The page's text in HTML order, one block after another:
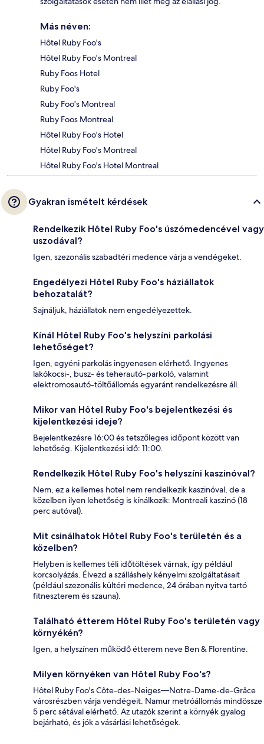
Más néven:
Hôtel Ruby Foo's
Hôtel Ruby Foo's Montreal
Ruby Foos Hotel
Ruby Foo's
Ruby Foo's Montreal
Ruby Foos Montreal
Hôtel Ruby Foo's Hotel
Hôtel Ruby Foo's Montreal
Hôtel Ruby Foo's Hotel Montreal
Gyakran ismételt kérdések
Rendelkezik Hôtel Ruby Foo's úszómedencével vagy
uszodával?
Igen, szezonális szabadtéri medence várja a vendégeket.
Engedélyezi Hôtel Ruby Foo's háziállatok
behozatalát?
Sajnáljuk, háziállatok nem engedélyezettek.
Kínál Hôtel Ruby Foo's helyszíni parkolási
lehetőséget?
Igen, egyéni parkolás ingyenesen elérhető. Ingyenes
lakókocsi-, busz- és teherautó-parkoló, valamint
elektromosautó-töltőállomás egyaránt rendelkezésre áll.
Mikor van Hôtel Ruby Foo's bejelentkezési és
kijelentkezési ideje?
Bejelentkezésre 16:00 és tetszőleges időpont között van
lehetőség. Kijelentkezési idő: 11:00.
Rendelkezik Hôtel Ruby Foo's helyszíni kaszinóval?
Nem, ez a kellemes hotel nem rendelkezik kaszinóval, de a
közelben ilyen lehetőség is kínálkozik: Montreali kaszinó (18
perc autóval).
Mit csinálhatok Hôtel Ruby Foo's területén és a
közelben?
Helyben is kellemes téli időtöltések várnak, így például
korcsolyázás. Élvezd a szálláshely kényelmi szolgáltatásait
(például szezonális kültéri medence, 24 órában nyitva tartó
fitneszterem és szauna).
Található étterem Hôtel Ruby Foo's területén vagy
környékén?
Igen, a helyszínen működő étterem neve Ben & Florentine.
Milyen környéken van Hôtel Ruby Foo's?
Hôtel Ruby Foo's Côte-des-Neiges—Notre-Dame-de-Grâce
városrészben várja vendégeit. Namur metróállomás mindössze
5 perc sétával elérhető. Az utazók szerint a környék gyalog
bejárható, és jók a vásárlási lehetőségek.